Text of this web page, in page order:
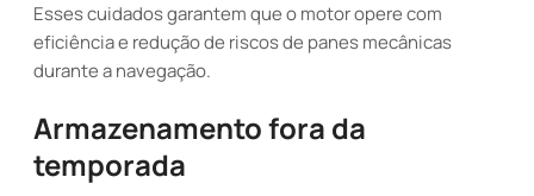
Esses cuidados garantem que o motor opere com
eficiência e redução de riscos de panes mecânicas
durante a navegação.
Armazenamento fora da
temporada